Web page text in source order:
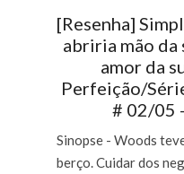
[Resenha]
abriria mão
amor da
Perfeição/
# 02/05
Sinopse - Woods
berço. Cuidar dos